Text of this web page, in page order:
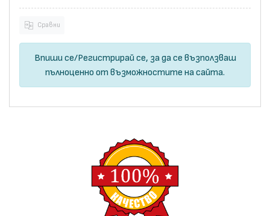
Сравни
Впиши се/Регистрирай се, за да се възползваш
пълноценно от възможностите на сайта.